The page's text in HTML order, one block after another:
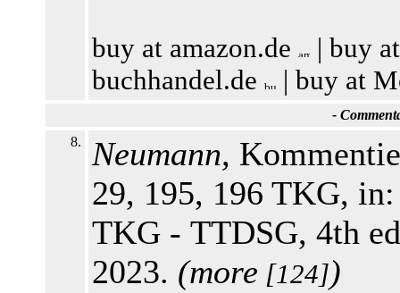
buy at amazon.de | buy
buchhandel.de
| buy at
-
8.
Neumann,
29, 195, 196 TKG,
TKG - TTDSG, 4th
2023. (more [124])